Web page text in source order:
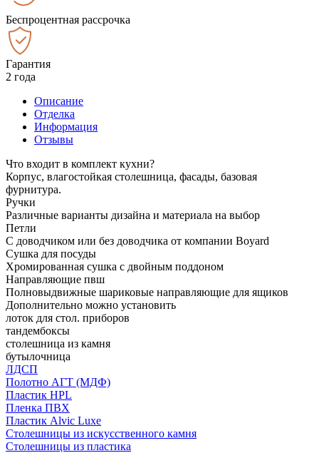
Беспроцентная рассрочка
Гарантия
2 года
Описание
Отделка
Информация
Отзывы
Что входит в комплект кухни?
Корпус, влагостойкая столешница, фасады, базовая
фурнитура.
Ручки
Различные варианты дизайна и материала на выбор
Петли
С доводчиком или без доводчика от компании Boyard
Сушка для посуды
Хромированная сушка с двойным поддоном
Направляющие пвш
Полновыдвижные шариковые направляющие для ящиков
Дополнительно можно установить
лоток для стол. приборов
тандембоксы
столешница из камня
бутылочница
ЛДСП
Полотно АГТ (МДФ)
Пластик HPL
Пленка ПВХ
Пластик Alvic Luxe
Столешницы из искусственного камня
Столешницы из пластика